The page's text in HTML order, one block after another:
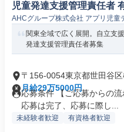
児童発達支援管理責任者
AHCグループ株式会社 アプリ児童
関東全域で広く展開。自立支
発達支援管理責任者募集
〒156-0054東京都世田谷区
月給29万5000円
応募条件 【ご応募からの
応募は完了、応募に際し...
未経験者歓迎 有資格者歓迎